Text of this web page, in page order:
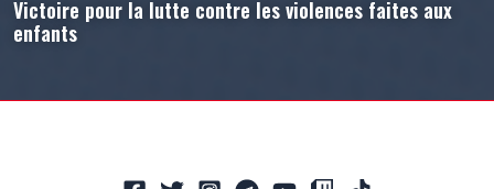
Victoire pour la lutte contre les violences faites aux
enfants